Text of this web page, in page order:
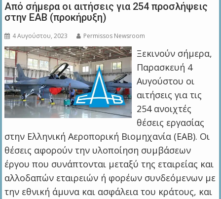
Από σήμερα οι αιτήσεις για 254 προσλήψεις
στην ΕΑΒ (προκήρυξη)
4 Αυγούστου, 2023 Permissos Newsroom
Ξεκινούν σήμερα,
Παρασκευή 4
Αυγούστου οι
αιτήσεις για τις
254 ανοιχτές
θέσεις εργασίας
στην Ελληνική Αεροπορική Βιομηχανία (ΕΑΒ). Οι
θέσεις αφορούν την υλοποίηση συμβάσεων
έργου που συνάπτονται μεταξύ της εταιρείας και
αλλοδαπών εταιρειών ή φορέων συνδεόμενων με
την εθνική άμυνα και ασφάλεια του κράτους, και